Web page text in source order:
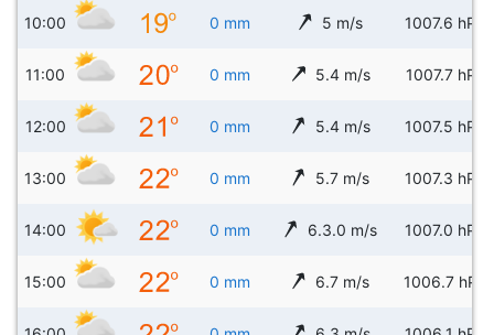
10:00 0 mm 5 m/s 1007.6 hPa
11:00 0 mm 5.4 m/s 1007.7 hPa
12:00 0 mm 5.4 m/s 1007.5 hPa
13:00 0 mm 5.7 m/s 1007.3 hPa
14:00 0 mm 6.3.0 m/s 1007.0 hPa
15:00 0 mm 6.7 m/s 1006.7 hPa